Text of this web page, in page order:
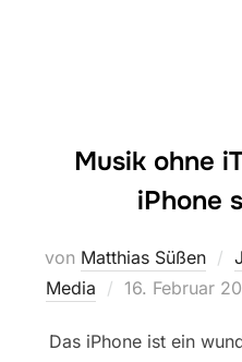
Musik ohne
iPhone
von Matthias Süßen
Media
Veröffentlicht
16. Februar
Das iPhone ist ein